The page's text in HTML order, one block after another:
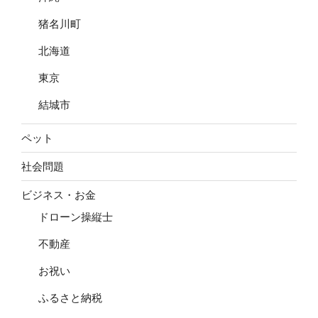
猪名川町
北海道
東京
結城市
ペット
社会問題
ビジネス・お金
ドローン操縦士
不動産
お祝い
ふるさと納税